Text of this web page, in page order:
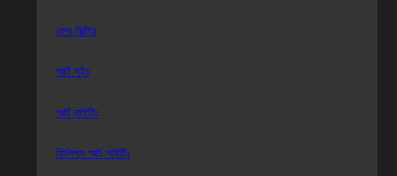
হেপা ফিল্টার
স্মার্ট সুইচ
স্মার্ট লাইটিং
ফিলিপস স্মার্ট লাইটিং